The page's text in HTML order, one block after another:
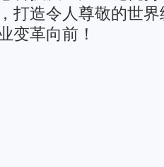
打造令人尊敬的世
变革向前！